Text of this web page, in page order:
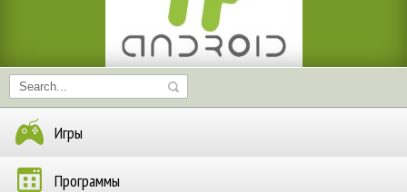
Игры
Программы